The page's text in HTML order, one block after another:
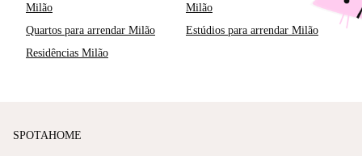
Milão
Milão
Quartos para arrendar Milão
Estúdios para arrendar Milão
Residências Milão
SPOTAHOME